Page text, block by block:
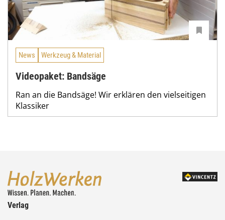
News Werkzeug & Material
Videopaket: Bandsäge
Ran an die Bandsäge! Wir erklären den vielseitigen
Klassiker
Verlag